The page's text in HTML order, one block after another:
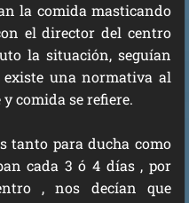
la comida masticando
el director del centro
la situación, seguían
una normativa al
comida se refiere.
tanto para ducha como
cada 3 ó 4 días , por
, nos decían que